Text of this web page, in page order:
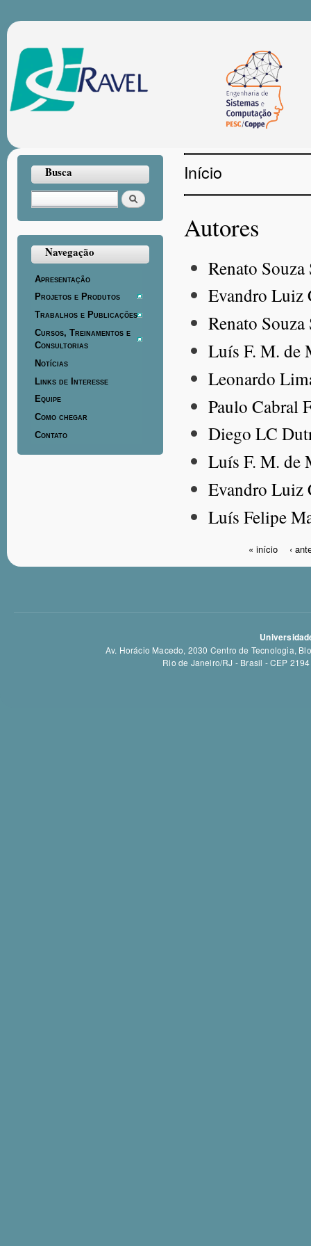
Busca
Buscar
Navegação
Apresentação
Projetos e Produtos
Trabalhos e Publicações
Cursos, Treinamentos e
Consultorias
Notícias
Links de Interesse
Equipe
Como chegar
Contato
Você está aqui
Início
Autores
Renato Souza
Evandro Luiz
Renato Souza
Luís F. M. de
Leonardo
Paulo Cabral
Diego LC
Luís F. M. de
Evandro Luiz
Luís Felipe
Páginas
« início ‹
Av. Horácio Macedo, 2030 Centro de Tecnologia,
Rio de Janeiro/RJ - Brasil - CEP